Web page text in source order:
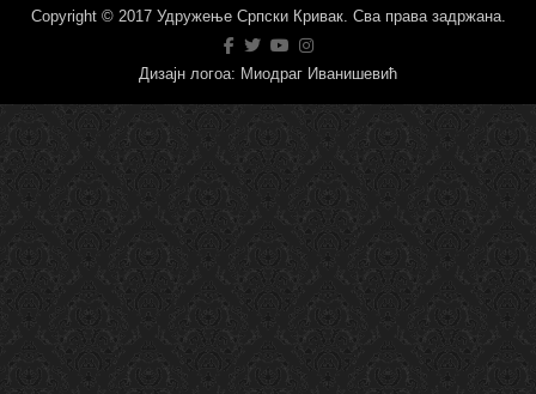
Copyright © 2017 Удружење Српски Кривак. Сва права задржана.
Дизајн логоа: Миодраг Иванишевић